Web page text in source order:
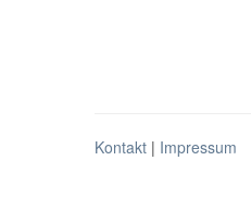
Kontakt | Impressum